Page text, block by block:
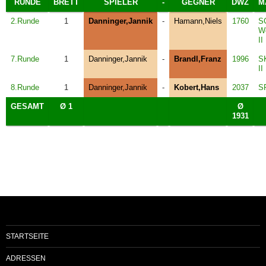
RUNDE BRETT SPIELER - GEGNER DWZ
2.Runde 1 Danninger,Jannik - Hamann,Niels 1760
7.Runde 1 Danninger,Jannik - Brandl,Franz 1996
8.Runde 1 Danninger,Jannik - Kobert,Hans 2037
GESAMT Ø 1
Ø
1931
STARTSEITE
ADRESSEN